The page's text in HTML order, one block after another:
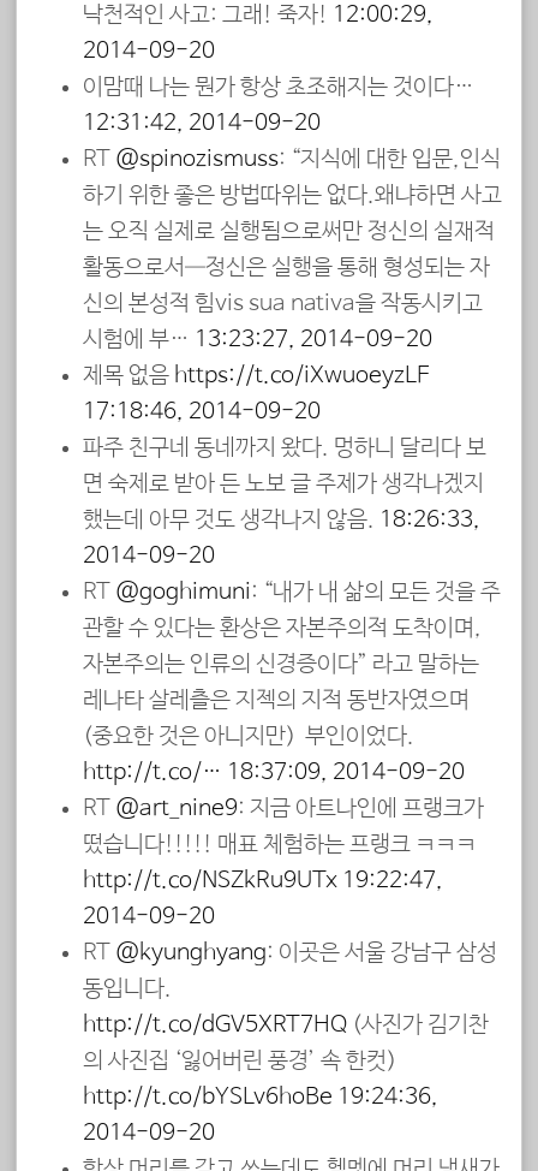
낙천적인 사고: 그래! 죽자! 12:00:29,
2014-09-20
이맘때 나는 뭔가 항상 초조해지는 것이다…
12:31:42, 2014-09-20
RT @spinozismuss: “지식에 대한 입문,인식
하기 위한 좋은 방법따위는 없다.왜냐하면 사고
는 오직 실제로 실행됨으로써만 정신의 실재적
활동으로서―정신은 실행을 통해 형성되는 자
신의 본성적 힘vis sua nativa을 작동시키고
시험에 부… 13:23:27, 2014-09-20
제목 없음 https://t.co/iXwuoeyzLF
17:18:46, 2014-09-20
파주 친구네 동네까지 왔다. 멍하니 달리다 보
면 숙제로 받아 든 노보 글 주제가 생각나겠지
했는데 아무 것도 생각나지 않음. 18:26:33,
2014-09-20
RT @goghimuni: “내가 내 삶의 모든 것을 주
관할 수 있다는 환상은 자본주의적 도착이며,
자본주의는 인류의 신경증이다” 라고 말하는
레나타 살레츨은 지젝의 지적 동반자였으며
(중요한 것은 아니지만) 前 부인이었다.
http://t.co/… 18:37:09, 2014-09-20
RT @art_nine9: 지금 아트나인에 프랭크가
떴습니다!!!!! 매표 체험하는 프랭크 ㅋㅋㅋ
http://t.co/NSZkRu9UTx 19:22:47,
2014-09-20
RT @kyunghyang: 이곳은 서울 강남구 삼성
동입니다.
http://t.co/dGV5XRT7HQ (사진가 김기찬
의 사진집 ‘잃어버린 풍경’ 속 한컷)
http://t.co/bYSLv6hoBe 19:24:36,
2014-09-20